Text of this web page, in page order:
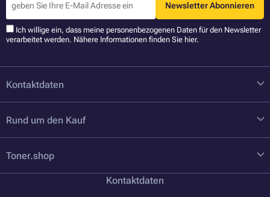
Newsletter Abonnieren
Ich willige ein, dass meine personenbezogenen Daten für den Newsletter
verarbeitet werden. Nähere Informationen finden Sie hier.
Kontaktdaten
Rund um den Kauf
Toner.shop
Kontaktdaten